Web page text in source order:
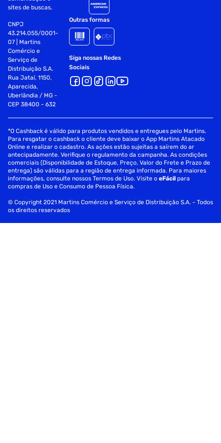
sites de buscas.
CNPJ
43.214.055/0001-
07 | Martins
Comércio e
Serviço de
Distribuição S.A.
Rua Jataí, 1150,
Aparecida,
Uberlândia / MG -
CEP 38400 - 632
Outras formas
Siga nossas Redes
Sociais
*O Cashback é válido para produtos vendidos e entregues pelo Martins.
Para resgatar o cashback o cliente deve baixar o App Martins Atacado
Online e realizar o cadastro. As ações estão sujeitas a saírem do ar
antecipadamente. Verifique o regulamento da campanha. As condições
comerciais (Disponibilidade de Estoque, Preço, Valor do Frete e Prazo de
entrega) são válidas para a região de entrega informada. Para maiores
informações, consulte nossos Termos de Uso. Visite oeFácil para
compras de Uso e Consumo de Pessoa Física.
© Copyright 2021 Martins Comércio e Serviço de Distribuição S.A. - Todos
os direitos reservados